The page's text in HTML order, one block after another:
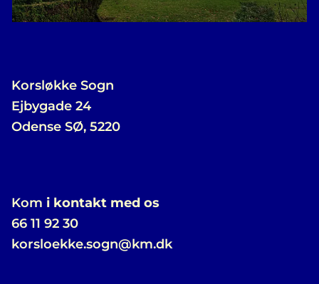
Korsløkke Sogn
Ejbygade 24
Odense SØ, 5220
Kom i kontakt med os
66 11 92 30
korsloekke.sogn@km.dk